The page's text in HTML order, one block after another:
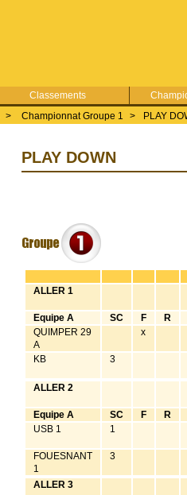
Classements
> Championnat Groupe 1 > PLAY
PLAY DOWN
ALLER 1
Equipe A SC F
R
QUIMPER 29
A
x
KB 3
ALLER 2
Equipe A SC F
R
USB 1
1
FOUESNANT
1
3
ALLER 3